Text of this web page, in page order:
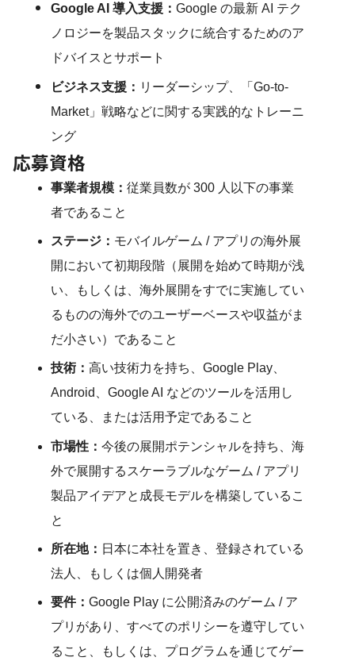
Google AI 導入支援 ： Google の最新 AI テク
ノロジーを製品スタックに統合するためのア
ドバイスとサポート
ビジネス支援 ： リーダーシップ、「Go-to-
Market」戦略などに関する実践的なトレーニ
ング
応募資格
事業者規模 ： 従業員数が 300 人以下の事業
者であること
ステージ ： モバイルゲーム / アプリの海外展
開において初期段階（展開を始めて時期が浅
い、もしくは、海外展開をすでに実施してい
るものの海外でのユーザーベースや収益がま
だ小さい）であること
技術 ： 高い技術力を持ち、Google Play、
Android、Google AI などのツールを活用し
ている、または活用予定であること
市場性 ： 今後の展開ポテンシャルを持ち、海
外で展開するスケーラブルなゲーム / アプリ
製品アイデアと成長モデルを構築しているこ
と
所在地 ： 日本に本社を置き、登録されている
法人、もしくは個人開発者
要件 ： Google Play に公開済みのゲーム / ア
プリがあり、すべてのポリシーを遵守してい
ること、もしくは、プログラムを通じてゲー